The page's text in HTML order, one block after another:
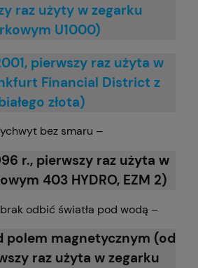
raz użyty w zegarku
U1000)
pierwszy raz użyta w
Financial District z
złota)
bez smaru –
r., pierwszy raz użyta w
403 HYDRO, EZM 2)
odbić światła pod wodą –
polem magnetycznym (od
raz użyta w zegarku